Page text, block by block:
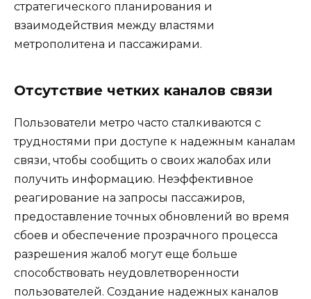
стратегического планирования и
взаимодействия между властями
метрополитена и пассажирами.
Отсутствие четких каналов связи
Пользователи метро часто сталкиваются с
трудностями при доступе к надежным каналам
связи, чтобы сообщить о своих жалобах или
получить информацию. Неэффективное
реагирование на запросы пассажиров,
предоставление точных обновлений во время
сбоев и обеспечение прозрачного процесса
разрешения жалоб могут еще больше
способствовать неудовлетворенности
пользователей. Создание надежных каналов